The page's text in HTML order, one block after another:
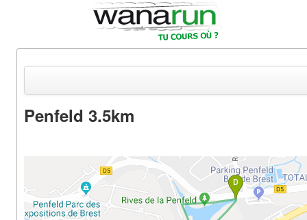
Equipements & Tests
Parcours & Courses
Outils & Réseaux
Penfeld 3.5km